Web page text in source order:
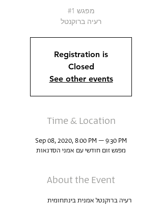
רעיה ברוקנטל
Registration is
Closed
See other events
Time & Location
Sep 08, 2020, 8:00 PM – 9:30 PM
מפגש זום חודשי עם אמני הסדנאות
About the Event
רעיה ברוקנטל אמנית בינתחומית